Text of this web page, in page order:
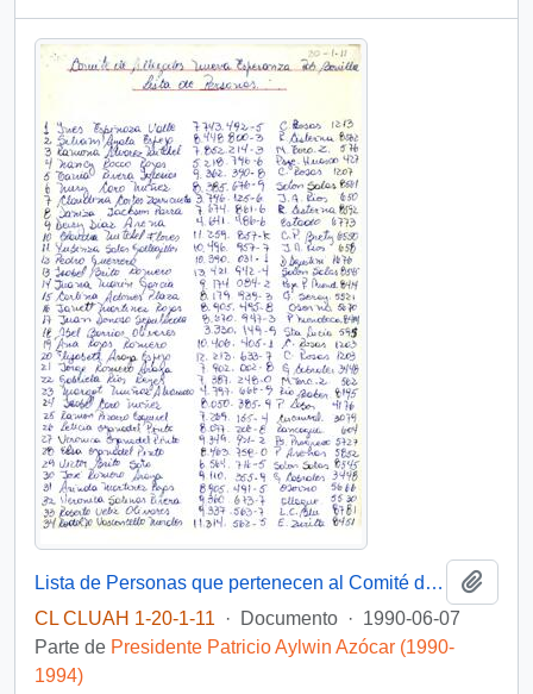
Lista de Personas que pertenecen al Comité de Allegados Nueva Esperanza, Sector Bonilla, Antofagasta
CL CLUAH 1-20-1-11
· Documento · 1990-06-07
Parte de Presidente Patricio Aylwin Azócar (1990-
1994)